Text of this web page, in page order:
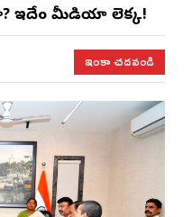
ఇదేం మీడియా లెక్క!
ఇంకా చదవండి